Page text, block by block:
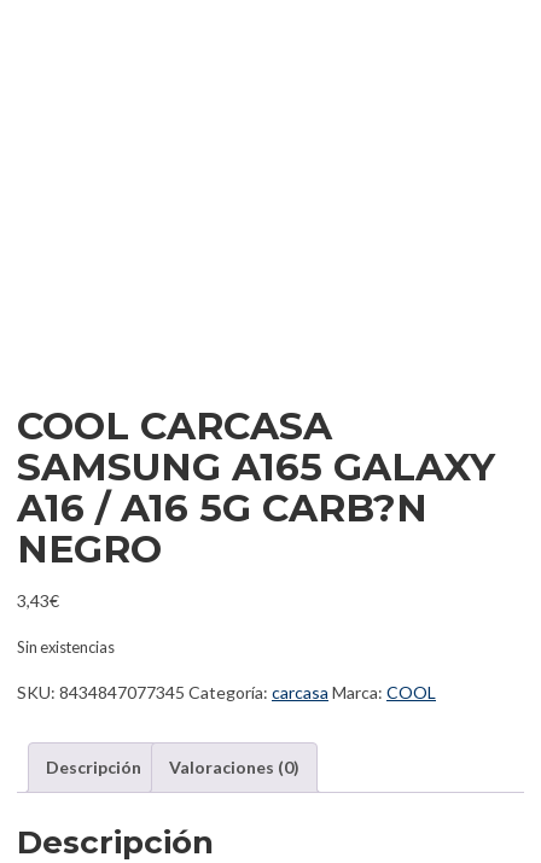
COOL CARCASA
SAMSUNG A165 GALAXY
A16 / A16 5G CARB?N
NEGRO
3,43€
Sin existencias
SKU: 8434847077345 Categoría: carcasa Marca: COOL
Descripción Valoraciones (0)
Descripción